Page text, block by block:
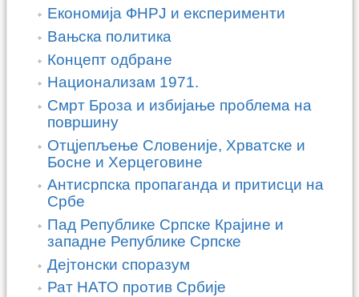
Економија ФНРЈ и експерименти
Вањска политика
Концепт одбране
Национализам 1971.
Смрт Броза и избијање проблема на
површину
Отцјепљење Словеније, Хрватске и
Босне и Херцеговине
Антисрпска пропаганда и притисци на
Србе
Пад Републике Српске Крајине и
западне Републике Српске
Дејтонски споразум
Рат НАТО против Србије